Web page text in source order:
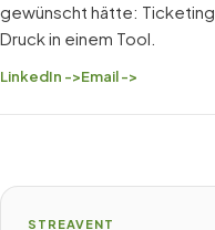
STREAVENT
gewünscht hätte:
Druck in einem Tool.
LinkedIn ->Email ->